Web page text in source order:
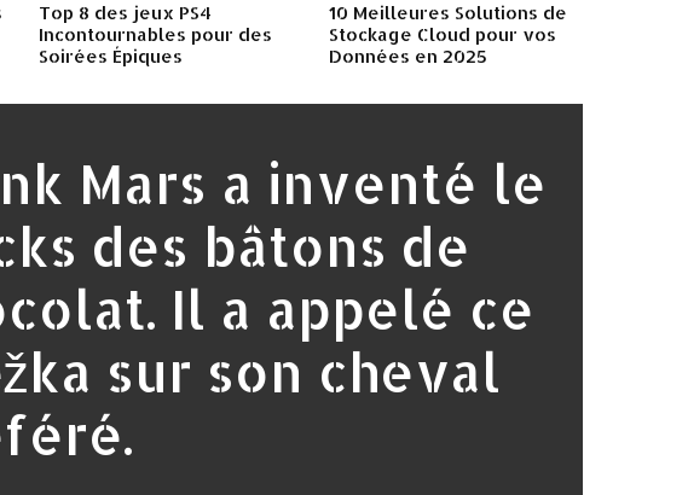
Top 8 des jeux PS4
Incontournables pour des
Soirées Épiques
10 Meilleures Solutions de
Stockage Cloud pour vos
Données en 2025
Mars a inventé le
des bâtons de
Il a appelé ce
sur son cheval